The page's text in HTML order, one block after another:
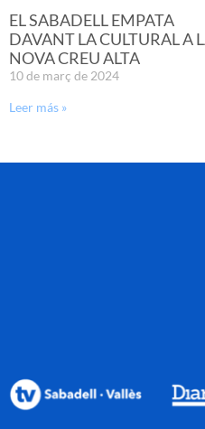
EL SABADELL EMPATA
DAVANT LA CULTURAL A
NOVA CREU ALTA
10 de març de 2024
Leer más »